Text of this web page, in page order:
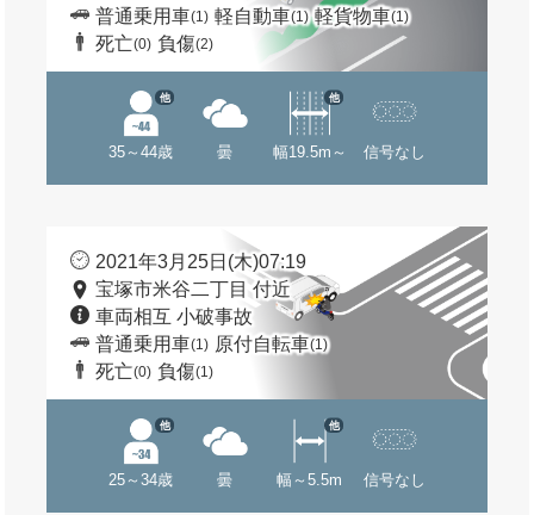
普通乗用車(1) 軽自動車(1) 軽貨物車(1)
死亡(0) 負傷(2)
35～44歳
他
曇 幅19.5m～
他
信号なし
2021年3月25日(木)07:19
宝塚市米谷二丁目 付近
車両相互 小破事故
普通乗用車(1) 原付自転車(1)
死亡(0) 負傷(1)
25～34歳
他
曇 幅～5.5m
他
信号なし